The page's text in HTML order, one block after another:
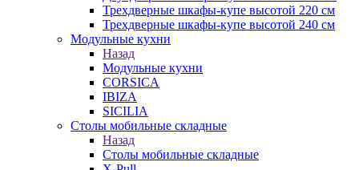
Трехдверные шкафы-купе высотой 220 см
Трехдверные шкафы-купе высотой 240 см
Модульные кухни
Назад
Модульные кухни
CORSICA
IBIZA
SICILIA
Столы мобильные складные
Назад
Столы мобильные складные